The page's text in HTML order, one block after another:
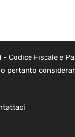
Codice Fiscale e
pertanto